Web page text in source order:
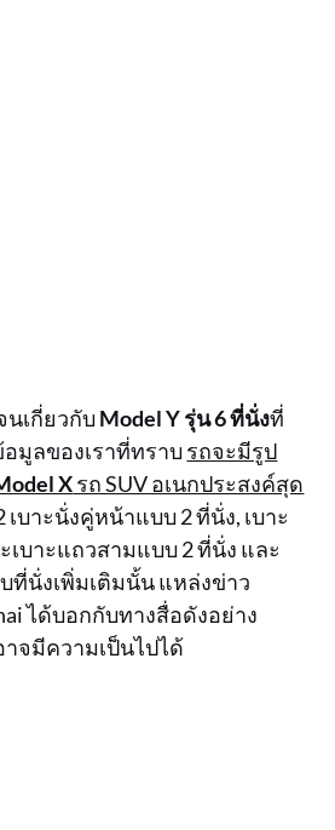
นเกี่ยวกับModel Y รุ่น 6 ที่นั่งที่
มูลของเราที่ทราบรถจะมีรูป
Xรถ SUV อเนกประสงค์สุด
บาะนั่งคู่หน้าแบบ 2 ที่นั่ง, เบาะ
เบาะแถวสามแบบ 2 ที่นั่ง และ
ที่นั่งเพิ่มเติมนั้น แหล่งข่าว
ได้บอกกับทางสื่อดังอย่าง
าจมีความเป็นไปได้